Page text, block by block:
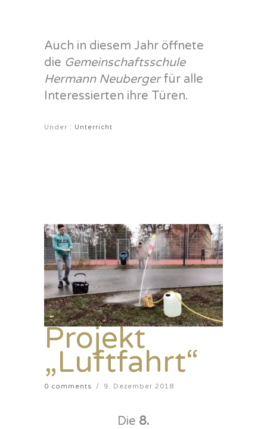
Auch in diesem Jahr öffnete
die Gemeinschaftsschule
Hermann Neubergerfür alle
Interessierten ihre Türen.
Under : Unterricht
Projekt
„Luftfahrt“
0 comments / 9. Dezember 2018
Die 8.